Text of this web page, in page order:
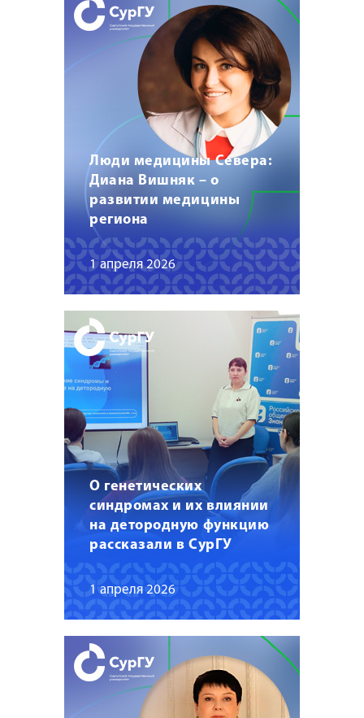
Люди медицины Севера:
Диана Вишняк – о
развитии медицины
региона
1 апреля 2026
О генетических
синдромах и их влиянии
на детородную функцию
рассказали в СурГУ
1 апреля 2026